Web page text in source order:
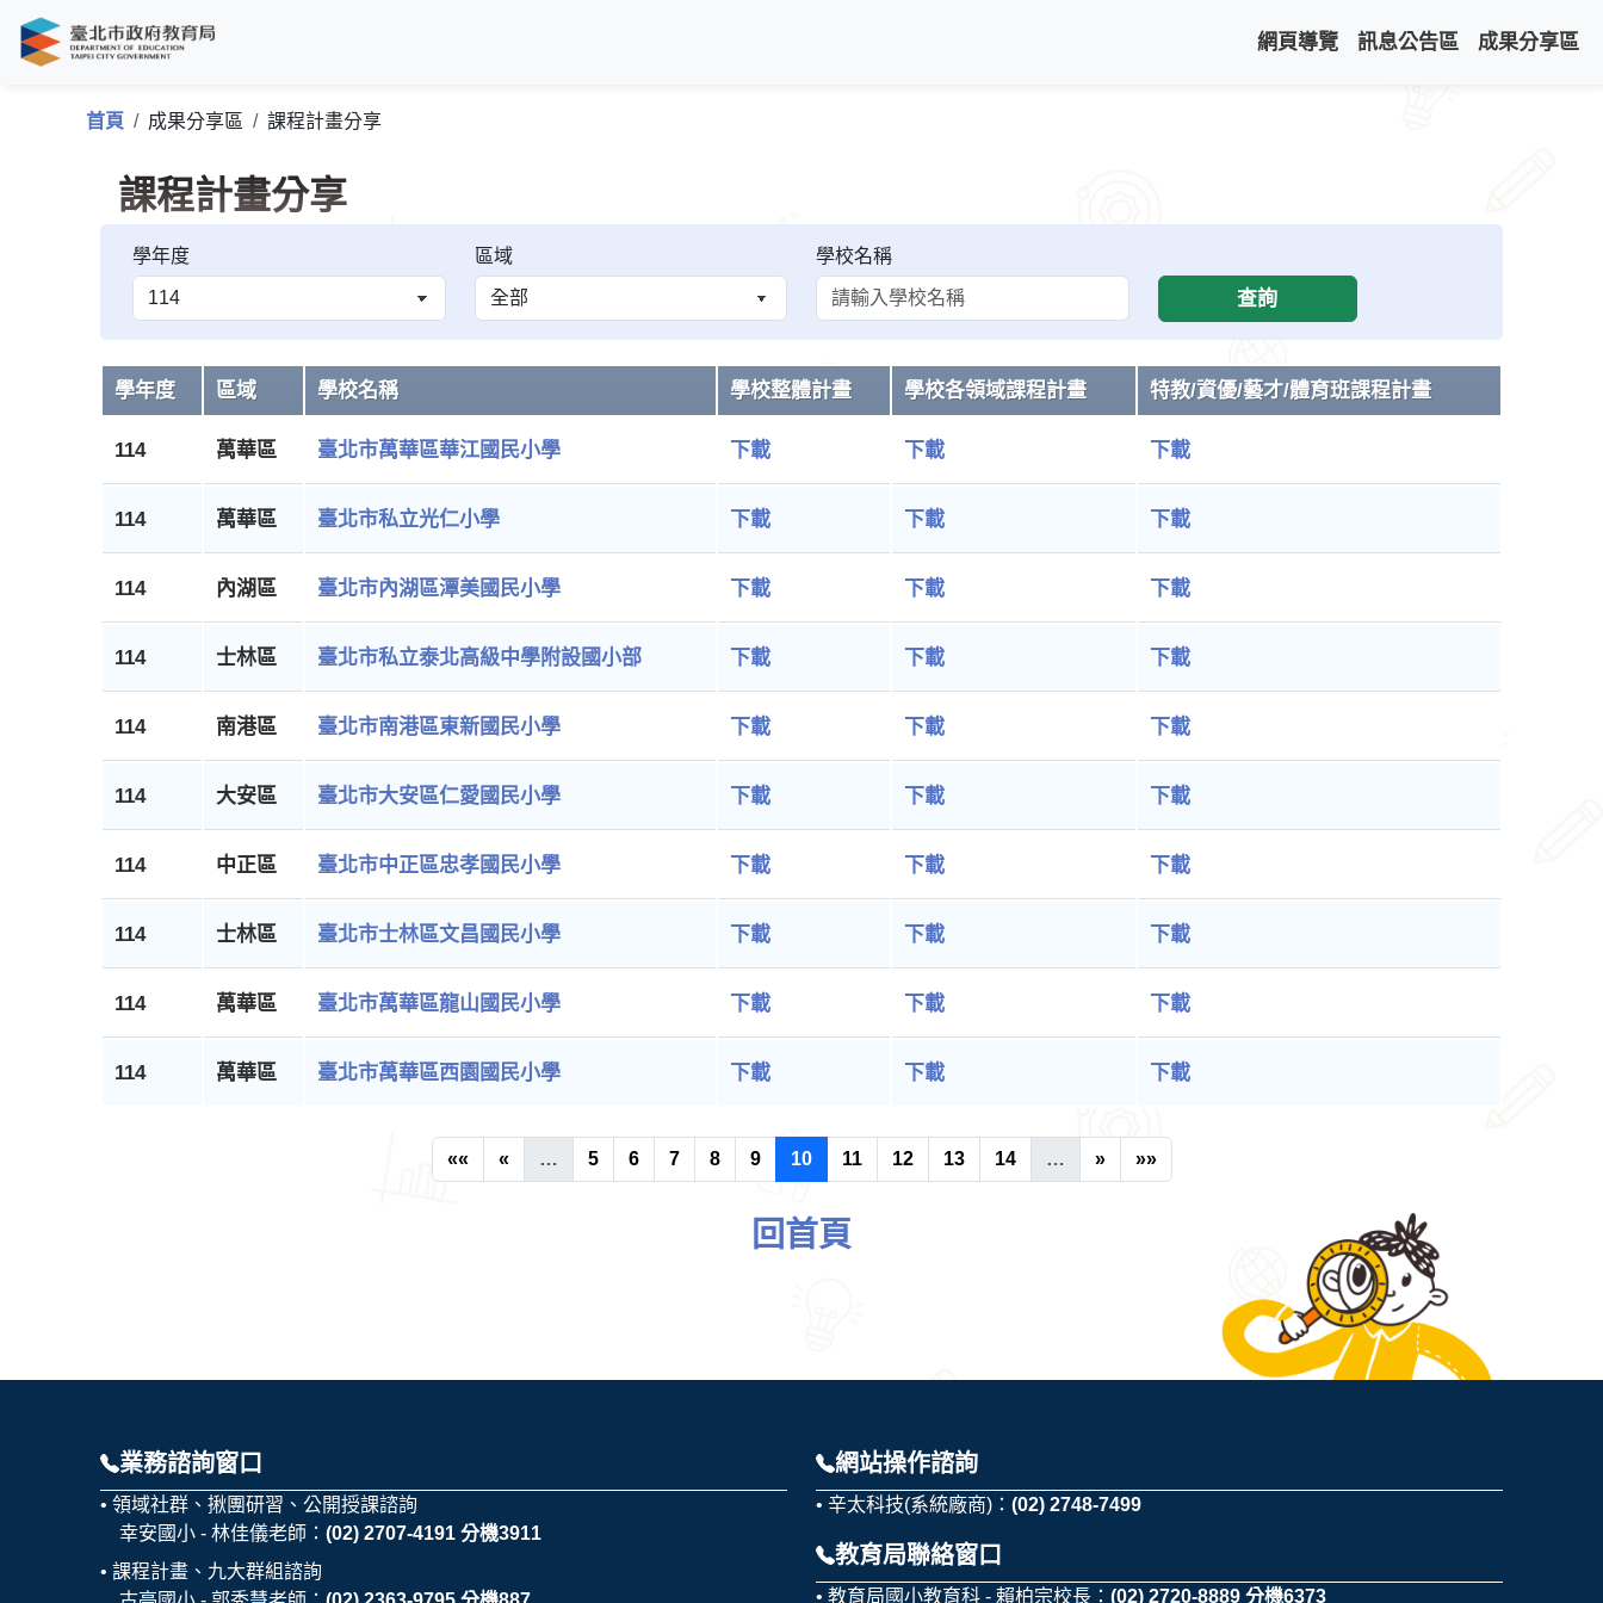
網頁導覽 訊息公告區 成果分享區
首頁 成果分享區 課程計畫分享
課程計畫分享
學年度 區域 學校名稱
查詢
學年度 區域 學校名稱 學校整體計畫 學校各領域課程計畫 特教/資優/藝才/體育班課程計畫
114 萬華區 臺北市萬華區華江國民小學 下載 下載 下載
114 萬華區 臺北市私立光仁小學 下載 下載 下載
114 內湖區 臺北市內湖區潭美國民小學 下載 下載 下載
114 士林區 臺北市私立泰北高級中學附設國小部 下載 下載 下載
114 南港區 臺北市南港區東新國民小學 下載 下載 下載
114 大安區 臺北市大安區仁愛國民小學 下載 下載 下載
114 中正區 臺北市中正區忠孝國民小學 下載 下載 下載
114 士林區 臺北市士林區文昌國民小學 下載 下載 下載
114 萬華區 臺北市萬華區龍山國民小學 下載 下載 下載
114 萬華區 臺北市萬華區西園國民小學 下載 下載 下載
«« « … 5 6 7 8 9 10 11 12 13 14 … » »»
回首頁
業務諮詢窗口
領域社群、揪團研習、公開授課諮詢
幸安國小 - 林佳儀老師： (02) 2707-4191 分機3911
課程計畫、九大群組諮詢
網站操作諮詢
辛太科技(系統廠商)： (02) 2748-7499
教育局聯絡窗口
教育局國小教育科 - 賴柏宗校長： (02) 2720-8889 分機6373